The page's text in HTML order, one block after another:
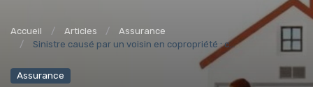
Accueil Articles
Assurance
Sinistre causé par un voisin en copropriété : c...
Assurance